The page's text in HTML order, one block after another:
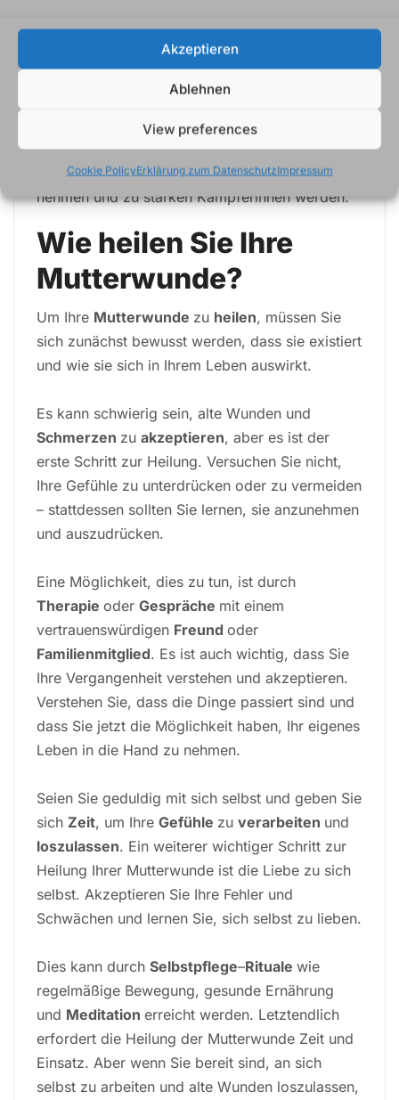
Akzeptieren
Ablehnen
View preferences
Cookie PolicyErklärung zum DatenschutzImpressum
wollen und ihren Weg gehen möchten ohne
Angst vor den Schatten ihrer Vergangenheit.
Insgesamt gilt: Von Opfern zur Überlebenden –
eine Reise voller Transformation. Frauen sollten
sich nicht von ihrer Vergangenheit definieren
lassen, sondern ihr eigenes Leben in die Hand
nehmen und zu starken Kämpferinnen werden.
Wie heilen Sie Ihre
Mutterwunde?
Um Ihre Mutterwunde zu heilen, müssen Sie
sich zunächst bewusst werden, dass sie existiert
und wie sie sich in Ihrem Leben auswirkt.
Es kann schwierig sein, alte Wunden und
Schmerzen zu akzeptieren, aber es ist der
erste Schritt zur Heilung. Versuchen Sie nicht,
Ihre Gefühle zu unterdrücken oder zu vermeiden
– stattdessen sollten Sie lernen, sie anzunehmen
und auszudrücken.
Eine Möglichkeit, dies zu tun, ist durch
Therapie oder Gespräche mit einem
vertrauenswürdigen Freund oder
Familienmitglied. Es ist auch wichtig, dass Sie
Ihre Vergangenheit verstehen und akzeptieren.
Verstehen Sie, dass die Dinge passiert sind und
dass Sie jetzt die Möglichkeit haben, Ihr eigenes
Leben in die Hand zu nehmen.
Seien Sie geduldig mit sich selbst und geben Sie
sich Zeit, um Ihre Gefühle zu verarbeiten und
loszulassen. Ein weiterer wichtiger Schritt zur
Heilung Ihrer Mutterwunde ist die Liebe zu sich
selbst. Akzeptieren Sie Ihre Fehler und
Schwächen und lernen Sie, sich selbst zu lieben.
Dies kann durch Selbstpflege–Rituale wie
regelmäßige Bewegung, gesunde Ernährung
und Meditation erreicht werden. Letztendlich
erfordert die Heilung der Mutterwunde Zeit und
Einsatz. Aber wenn Sie bereit sind, an sich
selbst zu arbeiten und alte Wunden loszulassen,